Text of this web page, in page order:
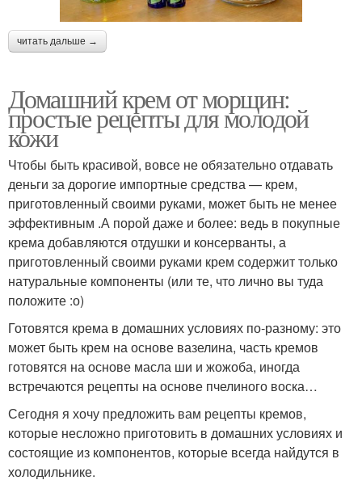
читать дальше →
Домашний крем от морщин:
простые рецепты для молодой
кожи
Чтобы быть красивой, вовсе не обязательно отдавать
деньги за дорогие импортные средства — крем,
приготовленный своими руками, может быть не менее
эффективным .А порой даже и более: ведь в покупные
крема добавляются отдушки и консерванты, а
приготовленный своими руками крем содержит только
натуральные компоненты (или те, что лично вы туда
положите :о)
Готовятся крема в домашних условиях по-разному: это
может быть крем на основе вазелина, часть кремов
готовятся на основе масла ши и жожоба, иногда
встречаются рецепты на основе пчелиного воска…
Сегодня я хочу предложить вам рецепты кремов,
которые несложно приготовить в домашних условиях и
состоящие из компонентов, которые всегда найдутся в
холодильнике.